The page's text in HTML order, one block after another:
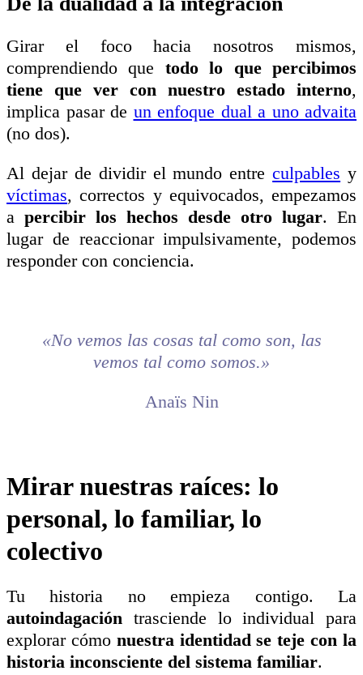
Girar el foco hacia nosotros mismos,
comprendiendo que todo lo que percibimos
tiene que ver con nuestro estado interno,
implica pasar de un enfoque dual a uno advaita
(no dos).
Al dejar de dividir el mundo entreculpables y
víctimas, correctos y equivocados, empezamos
a percibir los hechos desde otro lugar. En
lugar de reaccionar impulsivamente, podemos
responder con conciencia.
«No vemos las cosas tal como son, las
vemos tal como somos.»
Anaïs Nin
Mirar nuestras raíces: lo
personal, lo familiar, lo
colectivo
Tu historia no empieza contigo. La
autoindagación trasciende lo individual para
explorar cómo nuestra identidad se teje con la
historia inconsciente del sistema familiar.